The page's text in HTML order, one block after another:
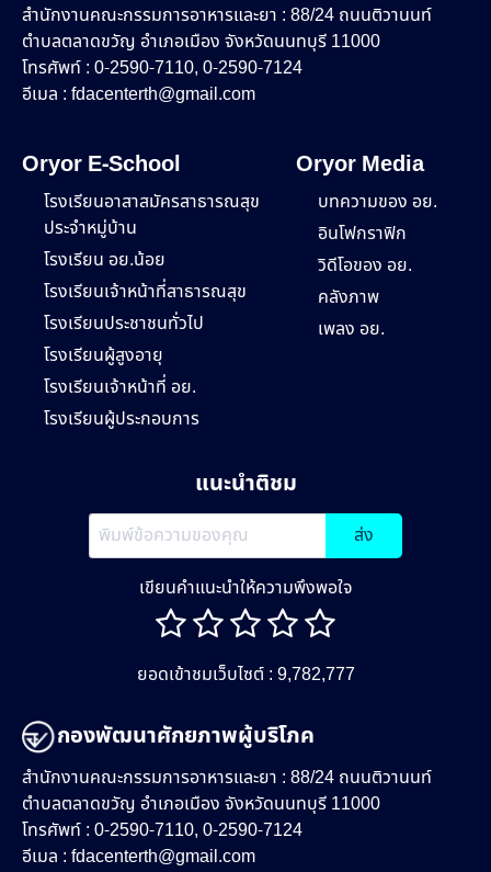
สำนักงานคณะกรรมการอาหารและยา : 88/24 ถนนติวานนท์
ตำบลตลาดขวัญ อำเภอเมือง จังหวัดนนทบุรี 11000
โทรศัพท์ : 0-2590-7110, 0-2590-7124
อีเมล : fdacenterth@gmail.com
Oryor E-School
โรงเรียนอาสาสมัครสาธารณสุข
ประจำหมู่บ้าน
โรงเรียน อย.น้อย
โรงเรียนเจ้าหน้าที่สาธารณสุข
โรงเรียนประชาชนทั่วไป
โรงเรียนผู้สูงอายุ
โรงเรียนเจ้าหน้าที่ อย.
โรงเรียนผู้ประกอบการ
Oryor Media
บทความของ อย.
อินโฟกราฟิก
วิดีโอของ อย.
คลังภาพ
เพลง อย.
แนะนำติชม
ส่ง
เขียนคำแนะนำให้ความพึงพอใจ
ยอดเข้าชมเว็บไซต์ : 9,782,777
กองพัฒนาศักยภาพผู้บริโภค
สำนักงานคณะกรรมการอาหารและยา : 88/24 ถนนติวานนท์
ตำบลตลาดขวัญ อำเภอเมือง จังหวัดนนทบุรี 11000
โทรศัพท์ : 0-2590-7110, 0-2590-7124
อีเมล : fdacenterth@gmail.com